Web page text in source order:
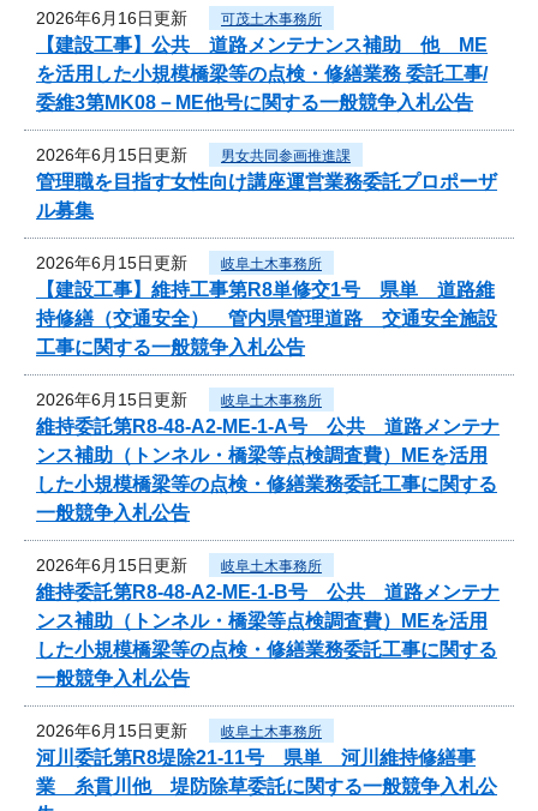
2026年6月16日更新 可茂土木事務所
【建設工事】公共 道路メンテナンス補助 他 ME
を活用した小規模橋梁等の点検・修繕業務 委託工事/
委維3第MK08－ME他号に関する一般競争入札公告
2026年6月15日更新 男女共同参画推進課
管理職を目指す女性向け講座運営業務委託プロポーザ
ル募集
2026年6月15日更新 岐阜土木事務所
【建設工事】維持工事第R8単修交1号 県単 道路維
持修繕（交通安全） 管内県管理道路 交通安全施設
工事に関する一般競争入札公告
2026年6月15日更新 岐阜土木事務所
維持委託第R8-48-A2-ME-1-A号 公共 道路メンテナ
ンス補助（トンネル・橋梁等点検調査費）MEを活用
した小規模橋梁等の点検・修繕業務委託工事に関する
一般競争入札公告
2026年6月15日更新 岐阜土木事務所
維持委託第R8-48-A2-ME-1-B号 公共 道路メンテナ
ンス補助（トンネル・橋梁等点検調査費）MEを活用
した小規模橋梁等の点検・修繕業務委託工事に関する
一般競争入札公告
2026年6月15日更新 岐阜土木事務所
河川委託第R8堤除21-11号 県単 河川維持修繕事
業 糸貫川他 堤防除草委託に関する一般競争入札公